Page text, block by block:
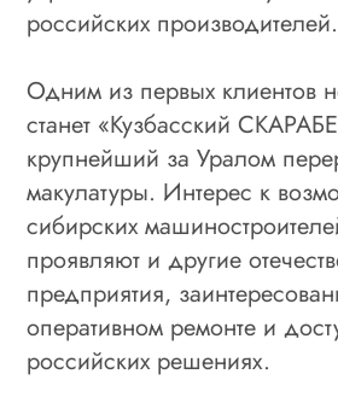
российских производителей.
Одним из первых клиентов
станет «Кузбасский
крупнейший за Уралом
макулатуры. Интерес к
сибирских
проявляют и другие
предприятия,
оперативном ремонте и
российских решениях.